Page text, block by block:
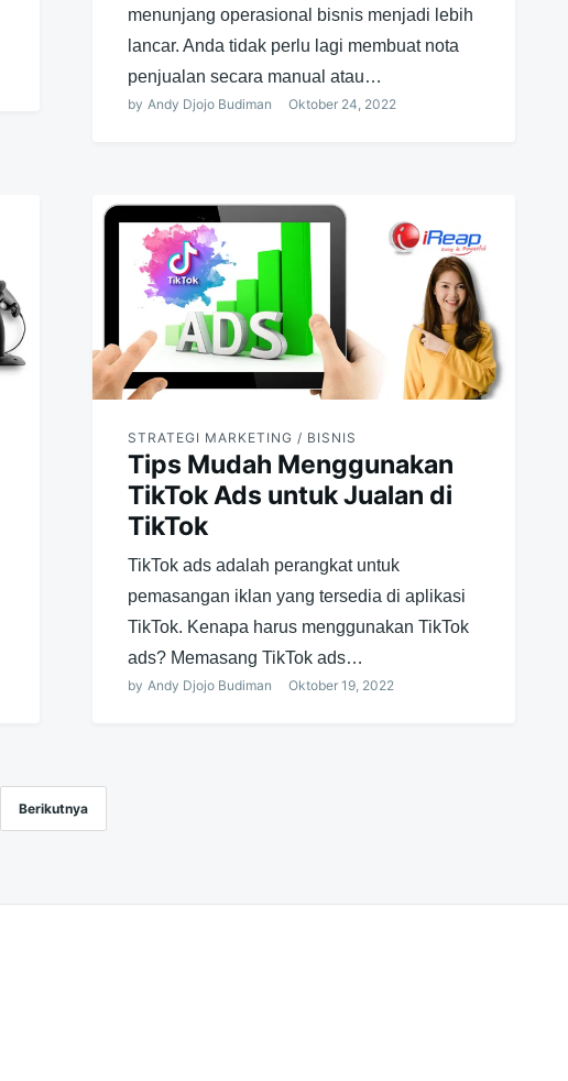
menunjang operasional bisnis menjadi lebih
lancar. Anda tidak perlu lagi membuat nota
penjualan secara manual atau…
by Andy Djojo Budiman Oktober 24, 2022
STRATEGI MARKETING / BISNIS
Tips Mudah Menggunakan
TikTok Ads untuk Jualan di
TikTok
TikTok ads adalah perangkat untuk
pemasangan iklan yang tersedia di aplikasi
TikTok. Kenapa harus menggunakan TikTok
ads? Memasang TikTok ads…
by Andy Djojo Budiman Oktober 19, 2022
Berikutnya